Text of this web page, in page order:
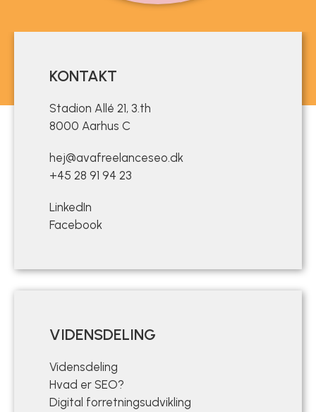
KONTAKT
Stadion Allé 21, 3.th
8000 Aarhus C
hej@avafreelanceseo.dk
+45 28 91 94 23
LinkedIn
Facebook
VIDENSDELING
Vidensdeling
Hvad er SEO?
Digital forretningsudvikling